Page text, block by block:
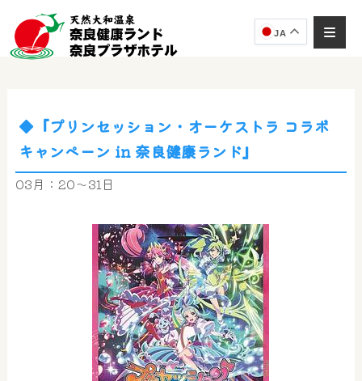
JA
◆『プリンセッション・オーケストラ コラボ
キャンペーン in 奈良健康ランド』
03月：20～31日
AIコンシェルジュ